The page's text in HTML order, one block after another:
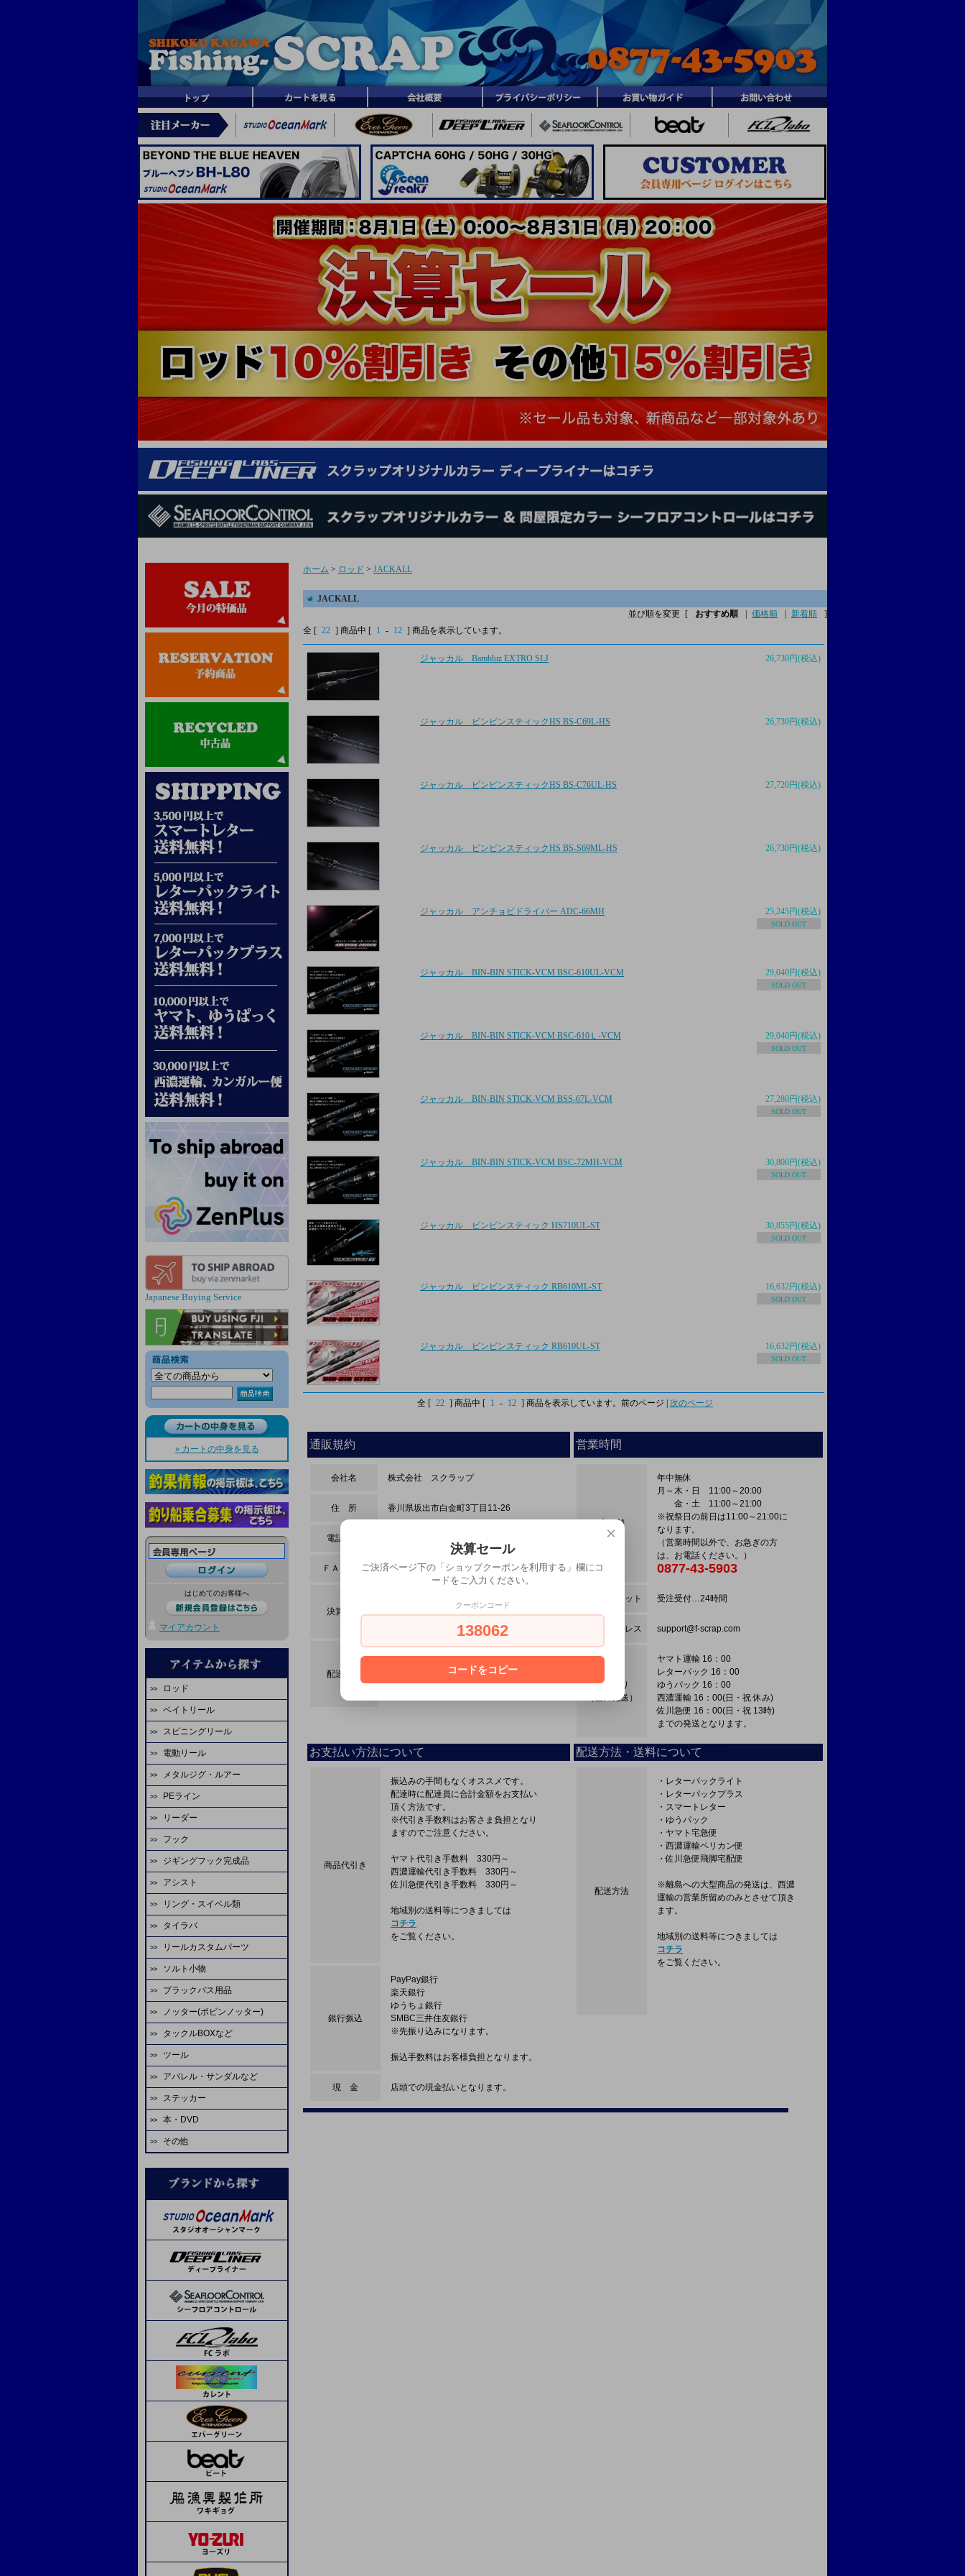
Japanese Buying Service
» カートの中身を見る
はじめてのお客様へ
マイアカウント
ロッド
エバーグリーン
ディープライナー
ビート
オーシャンフリーク
ジャッカル
ピュアテック
天龍
ヤマガブランクス
シマノ
がまかつ
ゼスタ
ゼニス
テイルウォーク
アブガルシア
エイテック
バレーヒル
ゴールデンミーン
パームス
ジャンキーワークス
ダイワ
剛樹
リップル
APIA
メジャークラフト
オリムピック
レスターファイン
タカ産業
メガバス
下田漁具
ベーシックギア
オリムピック
ブルーニングハーツ
クレイジーオーシャン
ASS
ベイトリール
ダイワ
シマノ
エバーグリーン
スタジオオーシャンマーク
マーフィックス
アリゲーター技研
ディープライナー
オクマ
アブガルシア
テイルウォーク
アルファタックス
グローブライド
エイテック
オーシャンフリークス
マクセル
ミヒロ精機
アベットリール
レスターファイン
オプション
スピニングリール
ダイワ
シマノ
アピア
アブガルシア
エイテック
テイルウォーク
電動リール
ダイワ
シマノ
ミヤエポック
tail walk
備品
メタルジグ・ルアー
ディープライナー
シーフロアコントロール
FCラボ
カレント
K-craft
山ジグ
ビート
CB ONE
uroco
REALS
EDUCE
枝豆じぐ
Lots Of Art
ブルーブルー
脇漁具
ヨーヅリ
デュエル
ランブルベイト
ピエールジグ
ジャッカル
K-FLAT
海遊少年
ima
クレイジーオーシャン
ダミキジャパン
ゼスタ
ソルトウォーターボーイズ
ASSジグ
PEライン
ファイヤーライン
シマノ
デプスハンター
サンライン
YGKよつあみ
ゴーセン
ダイワ
A-TEC
モーリス
メジャークラフト
ヤマトヨ
バリバス
ラインコート類
リーダー
YGKよつあみ
シーガー
サンライン
がまかつ
バレーヒル
ASS
オーナー
プロセレ
VARIVAS
ゴーセン
ネイチャーボーイズ
下田漁具
フック
シーフロアコントロール
ASS
ダイワ
シャウト
odz
カツイチ
ヴァンフック
ゴーへ
がまかつ
オーナー
スティンガー
コアマン
ネイヤーボーイズ
SFC
beat
ティクト
ハヤブサ
オーシャンフリーク
タコ用針
ミヤマエ
フィネス
下田漁具
CB ONE
MCワークス
ジャッカル
スタジオオーシャンマーク
ジギングフック完成品
スクラップオリジナル
シーフロアコントロール
ASS
デコイ
オーナー
シャウト
ヤマイ
クレイジーオーシャン
ジャスティス
剣屋
がまかつ
シマノ
ヴァンフック
ゼスタ
SOM
ステキ針
ネイチャーボーイズ
アシスト工房
CB ONE
ハヤブサ
beat
オーシャンフリーク
フィネス
リブレ
コモジグ
タカ産業
ゴーへ
アシスト
ASS
オーナー
シャウト
ゴーセン
大洋
ヤマトヨ
がまかつ
YGKよつあみ
ダイワ
ヤマイ
フィッシングファイターズ
糸・チューブ
ヴァンフック
UOSO
デコイ
サンライン
リング・スイベル類
シーフロアコントロール
HOT'S
odz
がまかつ
WaterLand
ゼスタ
スタジオオーシャンマーク
ヤリエ
オーナー
ASS
B.Rig's
エヌティスイベル
フィッシングファイターズ
ボーズレス
ボウズ
デコイ
タカ産業
CB ONE
Boggy
下田漁具
エバーグリーン
ミヤマエ
ヤマシタ
セイカイコレクション
ヴァンフック
タイラバ
ハヤブサ
ジャッカル
ダイワ
シマノ
SEAFLOORCONTROL
がまかつ
ライズジャパン
ソルトウォーターボーイズ
reins（スペアパーツ）
ラバーパーツ
スペアフック
リールカスタムパーツ
スタジオオーシャンマーク
エバーグリーン
LIVRE
ソルトウォーターボーイズ
シマノ
マーフィックスパーツ
SPI ミゾハン
オーシャンフリークス
コーモラン
ティクト
ABU
コーモラン
トライアル
シーフロアコントロール
Avail
ディープライナー
ソウルズ
ドロップカスタム
エイテック
グリス・オイル
ソルト小物
タコベイト
ジグヘッド
ソルトワーム
サビキ
IKA
蛸
ブラックバス用品
淡水ロッド
淡水リール
バスルアー・ワーム
バス用フック
バス用ライン
ノッター(ボビンノッター)
タックルBOXなど
ツール
アパレル・サンダルなど
ステッカー
本・DVD
その他
ホーム > ロッド > JACKALL
JACKALL
並び順を変更
[ おすすめ順 価格順 新着順
]
全 [ 22 ] 商品中 [ 1 - 12 ] 商品を表示しています。
26,730円(税込)
ジャッカル Bambluz EXTRO SLJ
26,730円(税込)
ジャッカル ビンビンスティックHS BS-C69L-HS
27,720円(税込)
ジャッカル ビンビンスティックHS BS-C76UL-HS
26,730円(税込)
ジャッカル ビンビンスティックHS BS-S69ML-HS
25,245円(税込)
SOLD OUT
ジャッカル アンチョビドライバー ADC-66MH
29,040円(税込)
SOLD OUT
ジャッカル BIN-BIN STICK-VCM BSC-610UL-VCM
29,040円(税込)
SOLD OUT
ジャッカル BIN-BIN STICK-VCM BSC-610Ｌ-VCM
27,280円(税込)
SOLD OUT
ジャッカル BIN-BIN STICK-VCM BSS-67L-VCM
30,800円(税込)
SOLD OUT
ジャッカル BIN-BIN STICK-VCM BSC-72MH-VCM
30,855円(税込)
SOLD OUT
ジャッカル ビンビンスティック HS710UL-ST
16,632円(税込)
SOLD OUT
ジャッカル ビンビンスティック RB610ML-ST
16,632円(税込)
SOLD OUT
ジャッカル ビンビンスティック RB610UL-ST
全 [ 22 ] 商品中 [ 1 - 12 ] 商品を表示しています。 前のページ | 次のページ
通販規約 営業時間
会社名 株式会社 スクラップ
住 所 香川県坂出市白金町3丁目11-26
電話番号
ＦＡＸ番号 0877-43-5908
決算方法
クロネコwebコレクト・ペイパル
ペイパルクレジット
配送方法
ヤマト運輸
レターパック・ゆうパック
店 舗
年中無休
月～木・日 11:00～20:00
金・土 11:00～21:00
※祝祭日の前日は11:00～21:00に
なります。
（営業時間以外で、お急ぎの方
は、お電話ください。）
0877-43-5903
インターネット 受注受付…24時間
メールアドレス support@f-scrap.com
締め切り
（当日発送）
ヤマト運輸 16：00
レターパック 16：00
ゆうパック 16：00
西濃運輸 16：00(日・祝 休み)
佐川急便 16：00(日・祝 13時)
までの発送となります。
お支払い方法について 配送方法・送料について
商品代引き
振込みの手間もなくオススメです。
配達時に配達員に合計金額をお支払い
頂く方法です。
※代引き手数料はお客さま負担となり
ますのでご注意ください。
ヤマト代引き手数料 330円～
西濃運輸代引き手数料 330円～
佐川急便代引き手数料 330円～
地域別の送料等につきましては
コチラ
をご覧ください。
銀行振込
PayPay銀行
楽天銀行
ゆうちょ銀行
SMBC三井住友銀行
※先振り込みになります。
振込手数料はお客様負担となります。
現 金 店頭での現金払いとなります。
配送方法
・レターパックライト
・レターパックプラス
・スマートレター
・ゆうパック
・ヤマト宅急便
・西濃運輸ペリカン便
・佐川急便飛脚宅配便
※離島への大型商品の発送は、西濃
運輸の営業所留めのみとさせて頂き
ます。
地域別の送料等につきましては
コチラ
をご覧ください。
×
決算セール
ご決済ページ下の「ショップクーポンを利用する」欄にコ
ードをご入力ください。
クーポンコード
138062
コードをコピー